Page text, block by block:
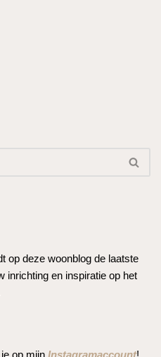
op deze woonblog de laatste
inrichting en inspiratie op het
op mijn Instagramaccount!